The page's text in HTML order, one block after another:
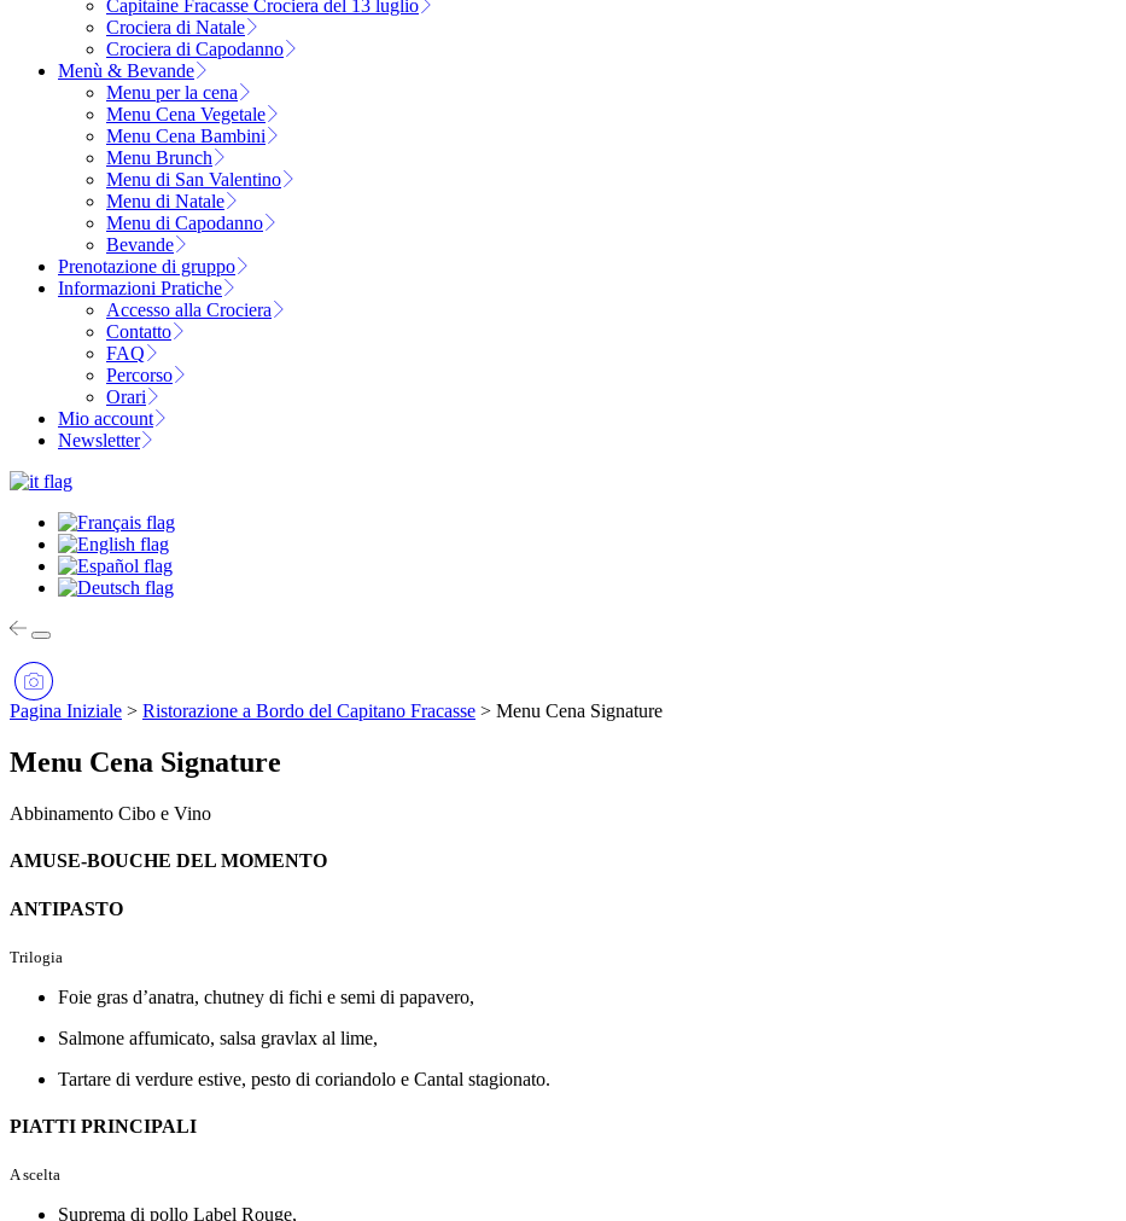
Capitaine Fracasse Crociera del 13 luglio
Crociera di Natale
Crociera di Capodanno
Menù & Bevande
Menu per la cena
Menu Cena Vegetale
Menu Cena Bambini
Menu Brunch
Menu di San Valentino
Menu di Natale
Menu di Capodanno
Bevande
Prenotazione di gruppo
Informazioni Pratiche
Accesso alla Crociera
Contatto
FAQ
Percorso
Orari
Mio account
Newsletter
Pagina Iniziale > Ristorazione a Bordo del Capitano Fracasse > Menu Cena Signature
Menu Cena Signature
Abbinamento Cibo e Vino
AMUSE-BOUCHE DEL MOMENTO
ANTIPASTO
Trilogia
Foie gras d’anatra, chutney di fichi e semi di papavero,
Salmone affumicato, salsa gravlax al lime,
Tartare di verdure estive, pesto di coriandolo e Cantal stagionato.
PIATTI PRINCIPALI
A scelta
Suprema di pollo Label Rouge,